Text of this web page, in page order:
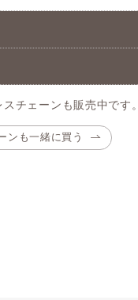
チェーンも販売中です。
ンも一緒に買う